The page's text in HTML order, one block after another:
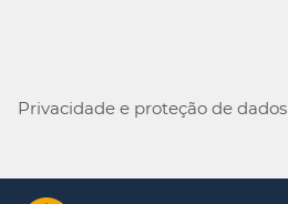
Privacidade e proteção de dados